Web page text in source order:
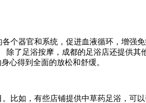
个器官和系统，促进血液循环，增强
除了足浴按摩，成都的足浴店还提供其
心得到全面的放松和舒缓。
比如，有些店铺提供中草药足浴，可